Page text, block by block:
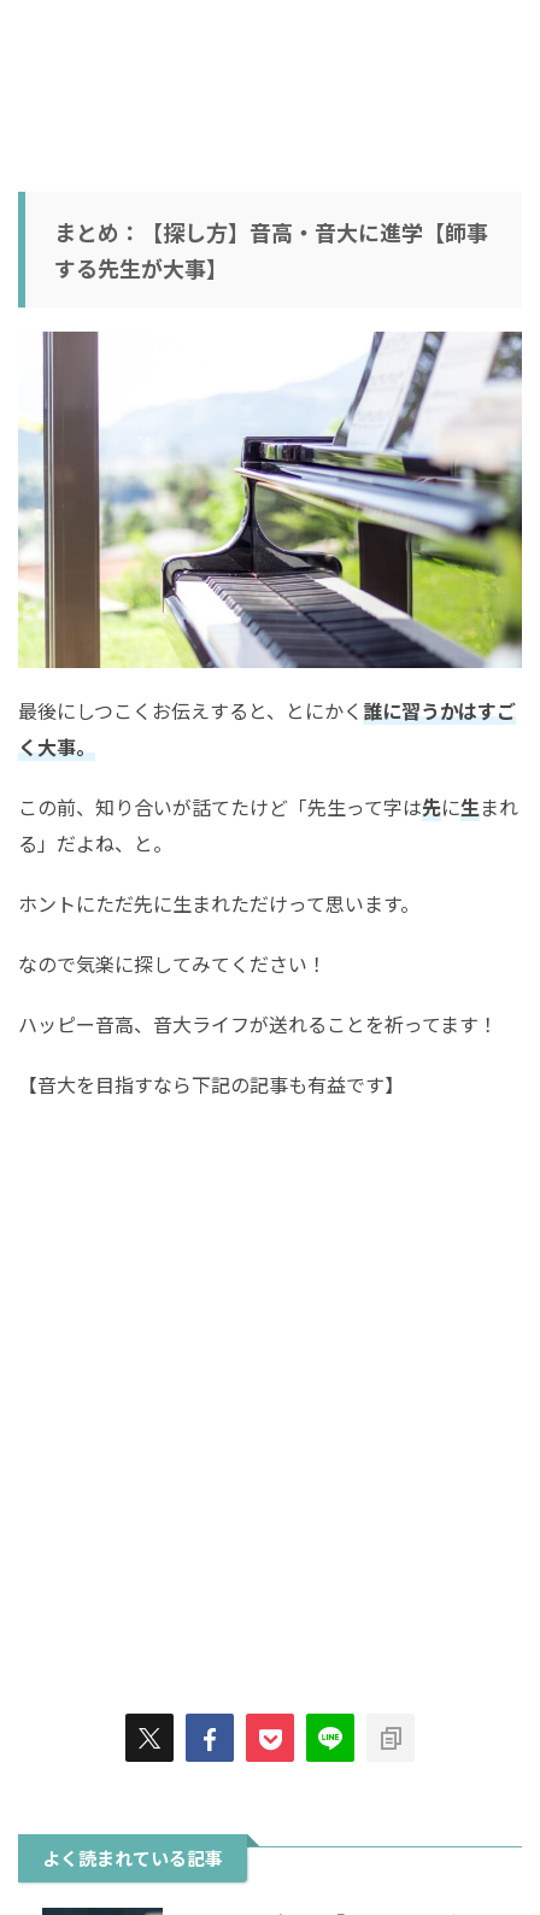
まとめ：【探し方】音高・音大に進学【師事
する先生が大事】
最後にしつこくお伝えすると、とにかく 誰に習うかはすご
く大事。
この前、知り合いが話てたけど「先生って字は先に生まれ
る」だよね、と。
ホントにただ先に生まれただけって思います。
なので気楽に探してみてください！
ハッピー音高、音大ライフが送れることを祈ってます！
【音大を目指すなら下記の記事も有益です】
よく読まれている記事